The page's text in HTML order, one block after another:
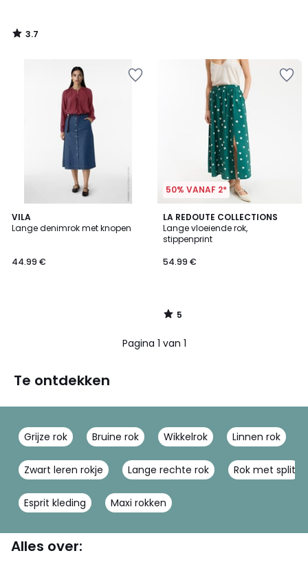
3.7
/
VILA
Lange denimrok met knopen
44.99 €
50% VANAF 2*
LA REDOUTE COLLECTIONS
Lange vloeiende rok,
stippenprint
54.99 €
5
/
5
5
/
Pagina 1 van 1
Te ontdekken
Grijze rok Bruine rok Wikkelrok Linnen rok
Zwart leren rokje Lange rechte rok Rok met split
Esprit kleding Maxi rokken
Alles over: